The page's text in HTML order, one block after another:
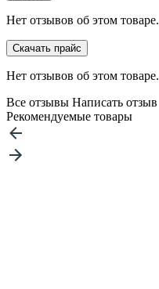
Нет отзывов об этом товаре.
Скачать прайс
Нет отзывов об этом товаре.
Все отзывы Написать отзыв
Рекомендуемые товары